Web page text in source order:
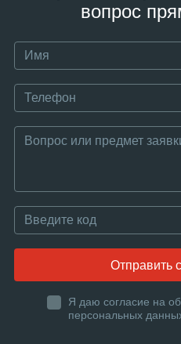
вопрос
Отправить
Я даю согласие на
персональных